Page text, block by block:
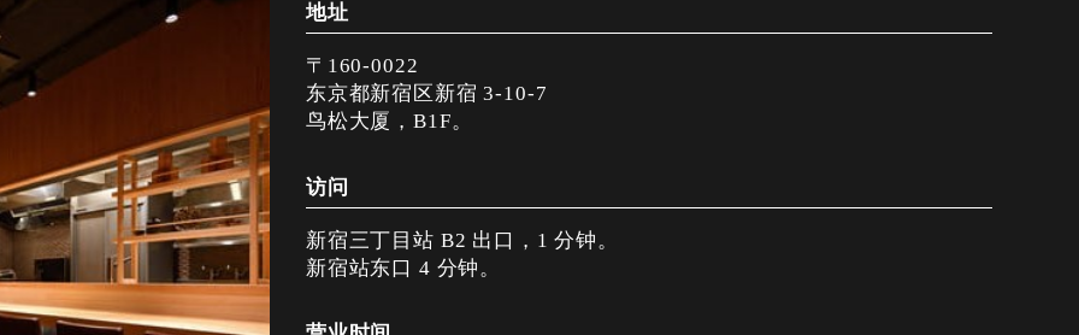
地址
〒160-0022
东京都新宿区新宿 3-10-7
鸟松大厦，B1F。
访问
新宿三丁目站 B2 出口，1 分钟。
新宿站东口 4 分钟。